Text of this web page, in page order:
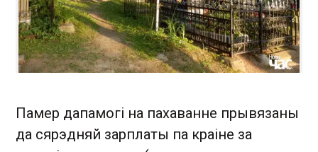
Памер дапамогі на пахаванне прывязаны
да сярэдняй зарплаты па краіне за